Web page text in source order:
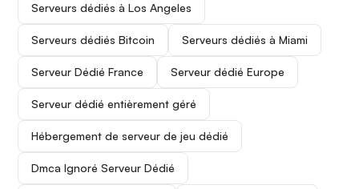
Serveurs dédiés à Los Angeles
Serveurs dédiés Bitcoin Serveurs dédiés à Miami
Serveur Dédié France Serveur dédié Europe
Serveur dédié entièrement géré
Hébergement de serveur de jeu dédié
Dmca Ignoré Serveur Dédié